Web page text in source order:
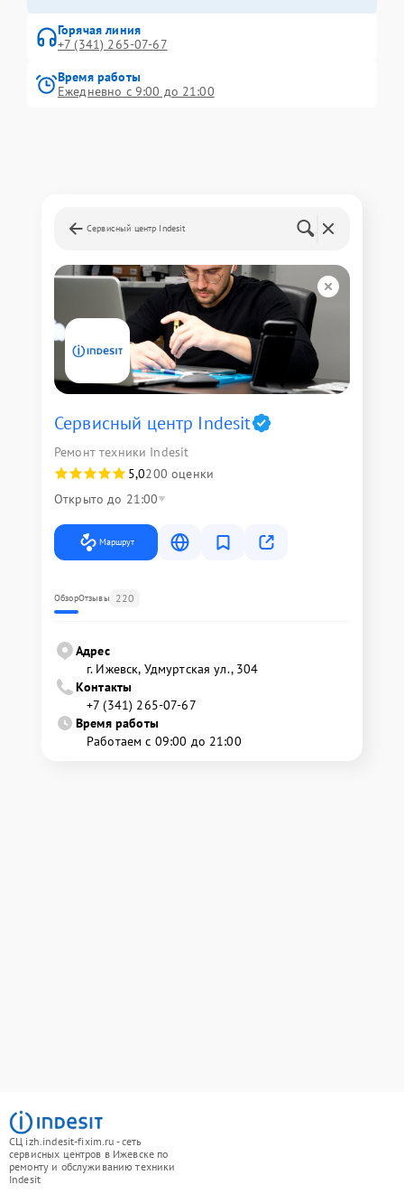
Горячая линия
+7 (341) 265-07-67
Время работы
Ежедневно с 9:00 до 21:00
Сервисный центр Indesit
Сервисный центр Indesit
Ремонт техники Indesit
5,0200 оценки
Открыто до 21:00
Маршрут
ОбзорОтзывы 220
Адрес
г. Ижевск, Удмуртская ул., 304
Контакты
+7 (341) 265-07-67
Время работы
Работаем с 09:00 до 21:00
СЦ izh.indesit-fixim.ru - сеть
сервисных центров в Ижевске по
ремонту и обслуживанию техники
Indesit